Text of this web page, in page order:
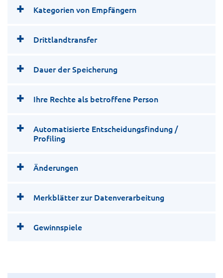
Kategorien von Empfängern
Drittlandtransfer
Dauer der Speicherung
Ihre Rechte als betroffene Person
Automatisierte Entscheidungsfindung /
Profiling
Änderungen
Merkblätter zur Datenverarbeitung
Gewinnspiele